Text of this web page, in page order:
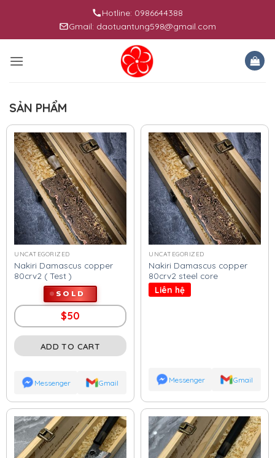
content
Hotline: 0986644388
Gmail: daotuantung598@gmail.com
SẢN PHẨM
UNCATEGORIZED
Nakiri Damascus copper
80crv2 ( Test )
SOLD
$50
ADD TO CART
Messenger Gmail
UNCATEGORIZED
Nakiri Damascus copper
80crv2 steel core
Liên hệ
Messenger Gmail